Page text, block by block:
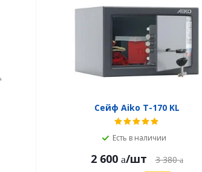
Сейф Aiko T-170 KL
Есть в наличии
2 600 /шт 3 380